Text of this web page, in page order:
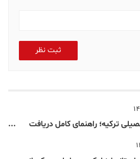
ثبت نظر
ترکیه؛ راهنمای کامل دریافت